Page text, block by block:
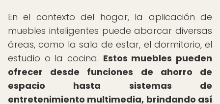
En el contexto del hogar, la aplicación de
muebles inteligentes puede abarcar diversas
áreas, como la sala de estar, el dormitorio, el
estudio o la cocina. Estos muebles pueden
ofrecer desde funciones de ahorro de
espacio hasta sistemas de
entretenimiento multimedia, brindando así